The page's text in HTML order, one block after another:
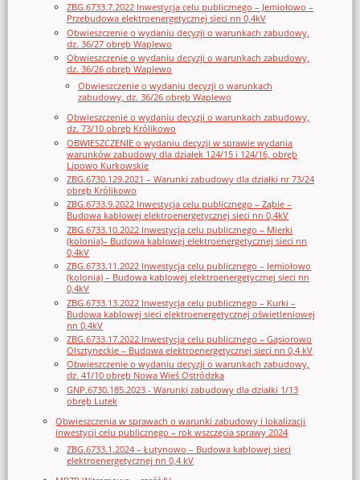
ZBG.6733.7.2022 Inwestycja celu publicznego – Jemiołowo –
Przebudowa elektroenergetycznej sieci nn 0,4kV
Obwieszczenie o wydaniu decyzji o warunkach zabudowy,
dz. 36/27 obręb Waplewo
Obwieszczenie o wydaniu decyzji o warunkach zabudowy,
dz. 36/26 obręb Waplewo
Obwieszczenie o wydaniu decyzji o warunkach
zabudowy, dz. 36/26 obręb Waplewo
Obwieszczenie o wydaniu decyzji o warunkach zabudowy,
dz. 73/10 obręb Królikowo
OBWIESZCZENIE o wydaniu decyzji w sprawie wydania
warunków zabudowy dla działek 124/15 i 124/16, obręb
Lipowo Kurkowskie
ZBG.6730.129.2021 – Warunki zabudowy dla działki nr 73/24
obręb Królikowo
ZBG.6733.9.2022 Inwestycja celu publicznego – Ząbie –
Budowa kablowej elektroenergetycznej sieci nn 0,4kV
ZBG.6733.10.2022 Inwestycja celu publicznego – Mierki
(kolonia)– Budowa kablowej elektroenergetycznej sieci nn
0,4kV
ZBG.6733.11.2022 Inwestycja celu publicznego – Jemiołowo
(kolonia) – Budowa kablowej elektroenergetycznej sieci nn
0,4kV
ZBG.6733.13.2022 Inwestycja celu publicznego – Kurki –
Budowa kablowej sieci elektroenergetycznej oświetleniowej
nn 0,4kV
ZBG.6733.17.2022 Inwestycja celu publicznego – Gąsiorowo
Olsztyneckie – Budowa elektroenergetycznej sieci nn 0,4 kV
Obwieszczenie o wydaniu decyzji o warunkach zabudowy,
dz. 41/10 obręb Nowa Wieś Ostródzka
GNP.6730.185.2023 - Warunki zabudowy dla działki 1/13
obręb Lutek
Obwieszczenia w sprawach o warunki zabudowy i lokalizacji
inwestycji celu publicznego – rok wszczęcia sprawy 2024
ZBG.6733.1.2024 – Łutynowo – Budowa kablowej sieci
elektroenergetycznej nn 0,4 kV